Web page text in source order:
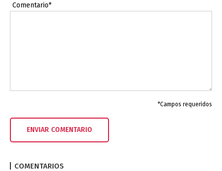
Comentario*
*Campos requeridos
COMENTARIOS